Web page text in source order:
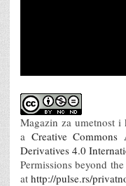
Magazin za umetnost i
a Creative
Derivatives 4.0
Permissions beyond
at http://pulse.rs/